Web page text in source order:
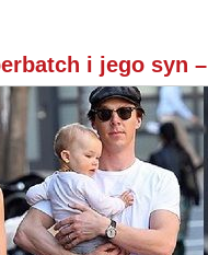
i jego syn